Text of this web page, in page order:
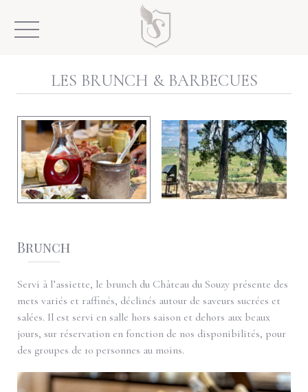
LES BRUNCH & BARBECUES
Brunch
Servi à l’assiette, le brunch du Château du Souzy présente des
mets variés et raffinés, déclinés autour de saveurs sucrées et
salées. Il est servi en salle hors saison et dehors aux beaux
jours, sur réservation en fonction de nos disponibilités, pour
des groupes de 10 personnes au moins.